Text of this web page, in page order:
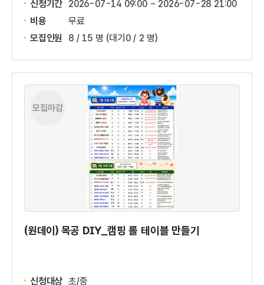
신청기간 2026-07-14 09:00 ~ 2026-07-28 21:00
비용
무료
모집인원
8 / 15 명 (대기0 / 2 명)
모집마감
(원데이) 목공 DIY_캠핑 롤 테이블 만들기
신청대상 초/중